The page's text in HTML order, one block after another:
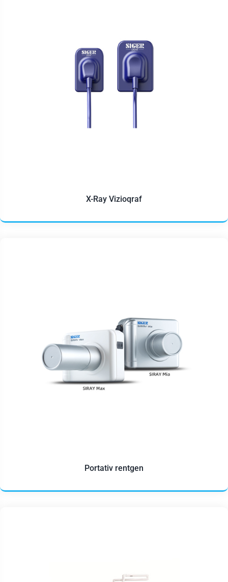
X-Ray Vizioqraf
Portativ rentgen